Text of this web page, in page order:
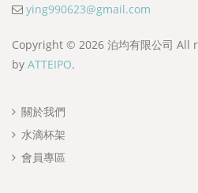
ying990623@gmail.com
Copyright © 2026 泊均有限公司 All
by ATTEIPO.
關於我們
水滴杯架
會員專區